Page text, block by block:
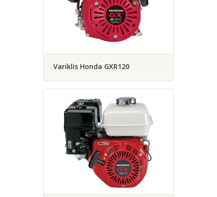
Variklis Honda GXR120